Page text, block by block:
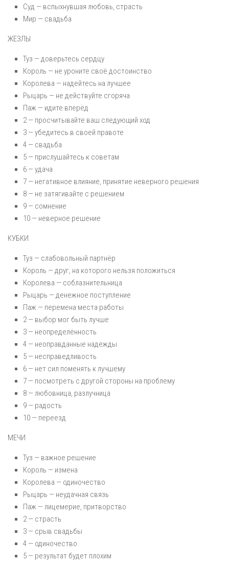
Суд — вспыхнувшая любовь, страсть
Мир — свадьба
ЖЕЗЛЫ
Туз — доверьтесь сердцу
Король — не уроните своё достоинство
Королева — надейтесь на лучшее
Рыцарь — не действуйте сгоряча
Паж — идите вперёд
2 — просчитывайте ваш следующий ход
3 — убедитесь в своей правоте
4 — свадьба
5 — прислушайтесь к советам
6 — удача
7 — негативное влияние, принятие неверного решения
8 — не затягивайте с решением
9 — сомнение
10 — неверное решение
КУБКИ
Туз — слабовольный партнёр
Король — друг, на которого нельзя положиться
Королева — соблазнительница
Рыцарь — денежное поступление
Паж — перемена места работы
2 — выбор мог быть лучше
3 — неопределённость
4 — неоправданные надежды
5 — несправедливость
6 — нет сил поменять к лучшему
7 — посмотреть с другой стороны на проблему
8 — любовница, разлучница
9 — радость
10 — переезд
МЕЧИ
Туз — важное решение
Король — измена
Королева — одиночество
Рыцарь — неудачная связь
Паж — лицемерие, притворство
2 — страсть
3 — срыв свадьбы
4 — одиночество
5 — результат будет плохим